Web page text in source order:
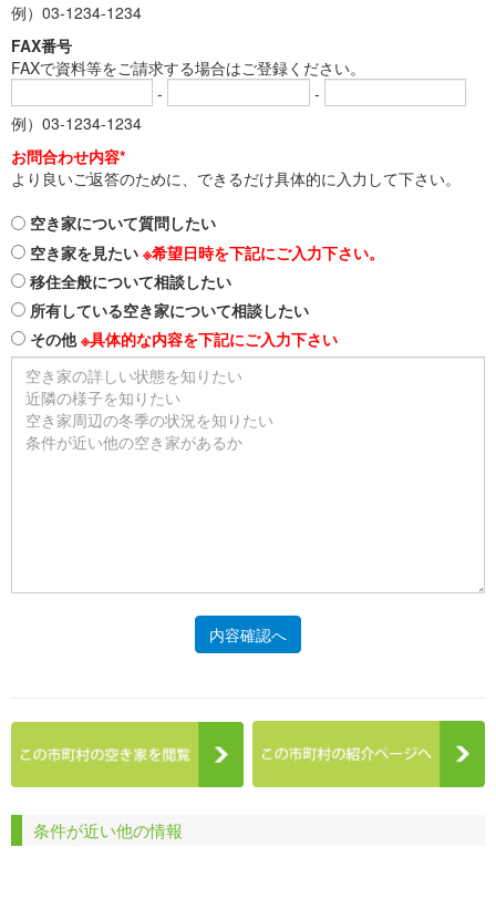
例）03-1234-1234
FAX番号
FAXで資料等をご請求する場合はご登録ください。
-
-
例）03-1234-1234
お問合わせ内容*
より良いご返答のために、できるだけ具体的に入力して下さい。
空き家について質問したい
空き家を見たい ※希望日時を下記にご入力下さい。
移住全般について相談したい
所有している空き家について相談したい
その他※具体的な内容を下記にご入力下さい
内容確認へ
条件が近い他の情報